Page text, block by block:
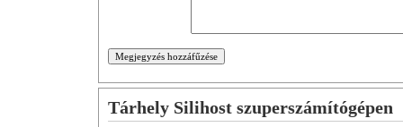
Tárhely Silihost szuperszámítógépen